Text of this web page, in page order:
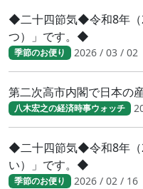
◆二十四節気◆令和8年（
つ）」です。◆
季節のお便り 2026 / 03 / 02
第二次高市内閣で日本の
八木宏之の経済時事ウォッチ
◆二十四節気◆令和8年（
い）」です。◆
季節のお便り 2026 / 02 / 16